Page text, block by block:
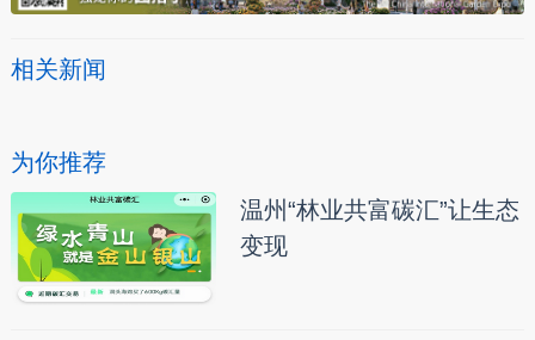
相关新闻
为你推荐
温州“林业共富碳汇”让生态
变现